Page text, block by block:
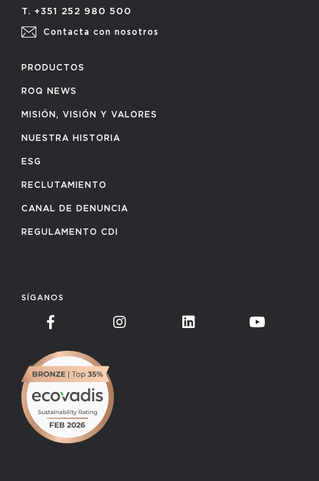
T. +351 252 980 500
Contacta con nosotros
PRODUCTOS
ROQ NEWS
MISIÓN, VISIÓN Y VALORES
NUESTRA HISTORIA
ESG
RECLUTAMIENTO
CANAL DE DENUNCIA
REGULAMENTO CDI
SÍGANOS